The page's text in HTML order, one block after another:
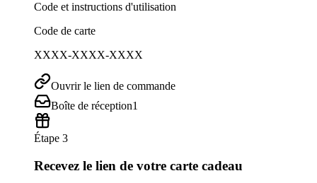
Code et instructions d'utilisation
Code de carte
XXXX-XXXX-XXXX
Ouvrir le lien de commande
Boîte de réception1
Étape 3
Recevez le lien de votre carte cadeau